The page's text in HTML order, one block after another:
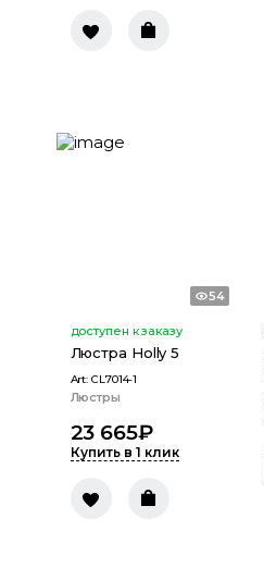
54
доступен к заказу
Люстра Holly 5
Art: CL7014-1
Люстры
23 665₽
Купить в 1 клик